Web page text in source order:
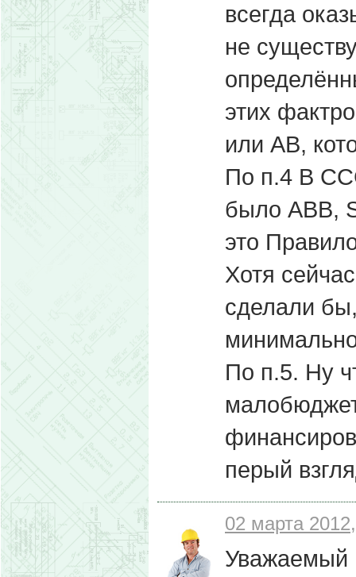
всегда
не
этих
или АВ,
По п.4 В
было ABB,
это
Хотя
сделали
По п.5. Ну
перый
02 марта
Уважаемый